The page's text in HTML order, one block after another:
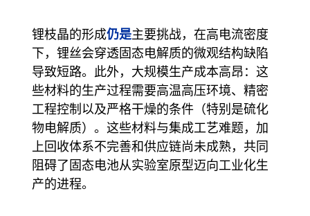
锂枝晶的形成仍是主要挑战，在高电流密度
下，锂丝会穿透固态电解质的微观结构缺陷
导致短路。此外，大规模生产成本高昂：这
些材料的生产过程需要高温高压环境、精密
工程控制以及严格干燥的条件（特别是硫化
物电解质）。这些材料与集成工艺难题，加
上回收体系不完善和供应链尚未成熟，共同
阻碍了固态电池从实验室原型迈向工业化生
产的进程。